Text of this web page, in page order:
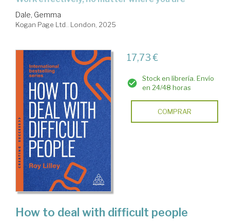
Dale, Gemma
Kogan Page Ltd.. London, 2025
17,73 €
Stock en librería. Envío
en 24/48 horas
COMPRAR
How to deal with difficult people